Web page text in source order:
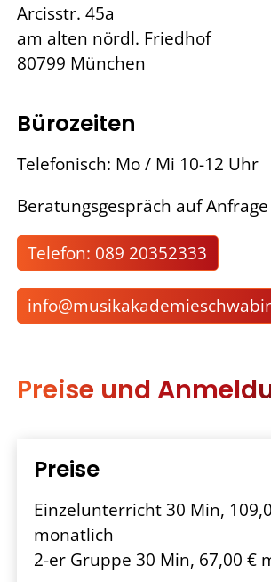
Arcisstr. 45a
am alten nördl. Friedhof
80799 München
Bürozeiten
Telefonisch: Mo / Mi 10-12 Uhr
Beratungsgespräch auf Anfrage
Telefon: 089 20352333
nf m s k k d m schw b
Preise und
Preise
Einzelunterricht 30 Min,
monatlich
2-er Gruppe 30 Min, 67,00 €